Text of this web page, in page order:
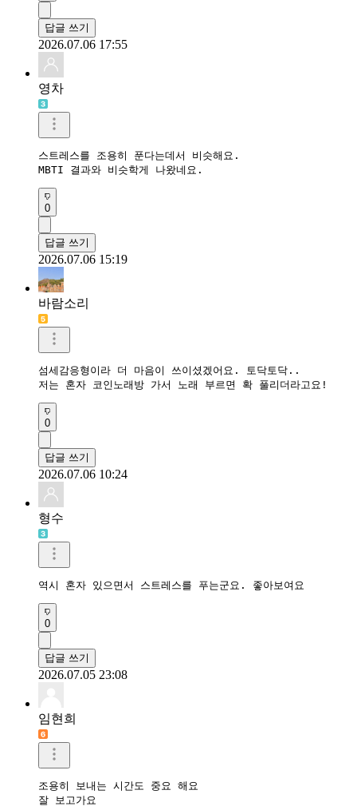
답글 쓰기
2026.07.06 17:55
영차
스트레스를 조용히 푼다는데서 비슷해요.
MBTI 결과와 비슷학게 나왔네요.
0
답글 쓰기
2026.07.06 15:19
바람소리
섬세감응형이라 더 마음이 쓰이셨겠어요. 토닥토닥..
저는 혼자 코인노래방 가서 노래 부르면 확 풀리더라고요!
0
답글 쓰기
2026.07.06 10:24
형수
역시 혼자 있으면서 스트레스를 푸는군요. 좋아보여요
0
답글 쓰기
2026.07.05 23:08
임현희
조용히 보내는 시간도 중요 해요
잘 보고가요